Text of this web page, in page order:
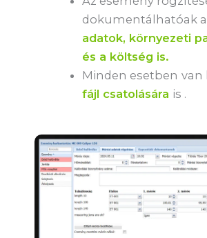
dokumentálhatóak
adatok, környezeti
és a költség is.
Minden esetben van
fájl csatolására is .